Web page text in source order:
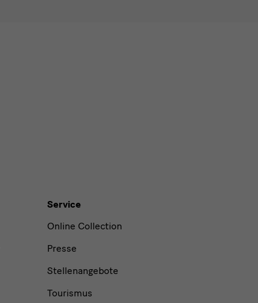
Service
Online Collection
Presse
Stellenangebote
Tourismus